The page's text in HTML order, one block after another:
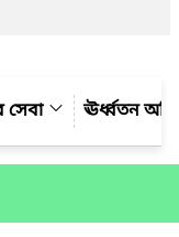
ঊর্ধ্বতন